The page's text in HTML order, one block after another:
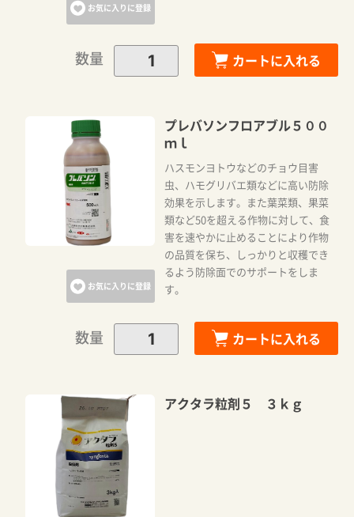
お気に入りに登録
数量 カートに入れる
お気に入りに登録
プレバソンフロアブル５００
ｍｌ
ハスモンヨトウなどのチョウ目害
虫、ハモグリバエ類などに高い防除
効果を示します。また葉菜類、果菜
類など50を超える作物に対して、食
害を速やかに止めることにより作物
の品質を保ち、しっかりと収穫でき
るよう防除面でのサポートをしま
す。
数量 カートに入れる
アクタラ粒剤５ ３ｋｇ